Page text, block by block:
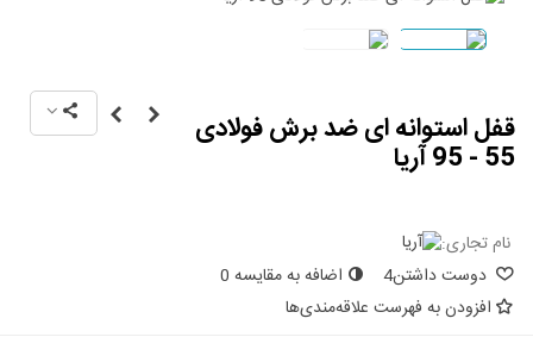
قفل استوانه ای ضد برش فولادی
55 - 95 آریا
نام تجاری:
دوست داشتن4 اضافه به مقایسه 0
افزودن به فهرست علاقه‌مندی‌ها